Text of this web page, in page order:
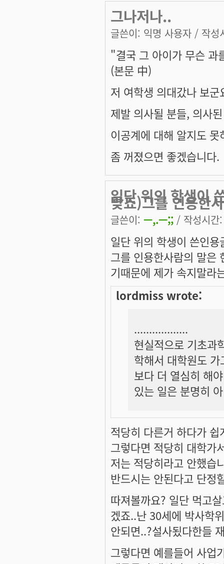
그나저나..
글쓴이: 익명 사용자 / 작성
"결국 그 아이가 무슨 과
(본문 中)
저 여학생 의대갔나 보
제발 의사될 분들, 의사
이공계에 대해 알지도
좀 꺼졌으면 좋겠습니다.
일단 위의 학생이
맞죠)그를 인용한사
글쓴이: ㅡ,.ㅡ;; / 작성시
일단 위의 학생이 쓴인
그를 인용한사람의 말은
기때문에 제가 속지말라
lordmiss wrote:
..................
현실적으로 기초과
학해서 대학원도
보다 더 열심히 해
있는 일은 분명히
적당히 다른거 하다가 쉽
그렇다면 적당히 대학가
저는 적당히라고 안했습
반드시는 안된다고 단정
따져볼까요? 일단 먹고
겠죠..난 30세에 박사학
안되면..?설사됬다한들
그렇다면 예를들어 사업